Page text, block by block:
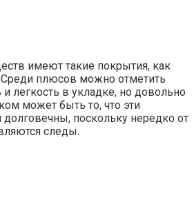
имеют такие покрытия, как
плюсов можно отметить
легкость в укладке, но довольно
может быть то, что эти
поскольку нередко от
следы.